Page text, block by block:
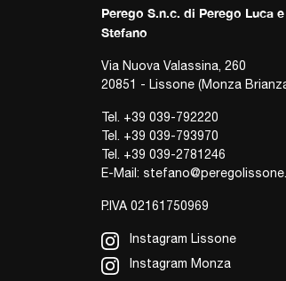
Perego S.n.c. di Perego Luca e
Stefano
Via Nuova Valassina, 260
20851 - Lissone (Monza
Tel. +39 039-792220
Tel. +39 039-793970
Tel. +39 039-2781246
E-Mail:
P.IVA 02161750969
Instagram Lissone
Instagram Monza